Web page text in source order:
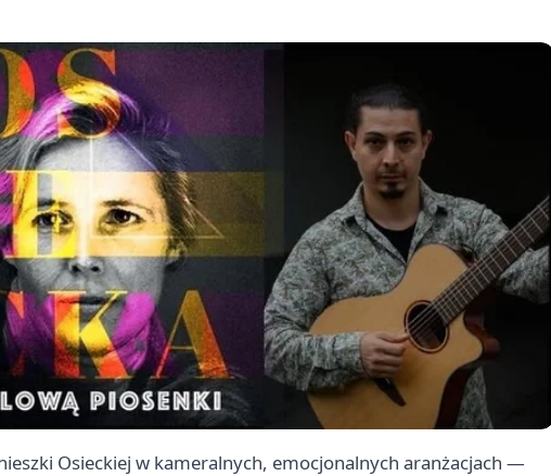
Osieckiej w kameralnych, emocjonalnych aranżacjach —